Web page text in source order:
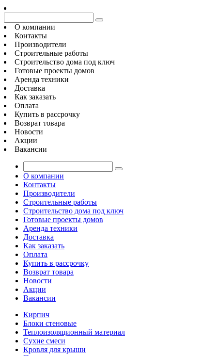
О компании
Контакты
Производители
Строительные работы
Строительство дома под ключ
Готовые проекты домов
Аренда техники
Доставка
Как заказать
Оплата
Купить в рассрочку
Возврат товара
Новости
Акции
Вакансии
О компании
Контакты
Производители
Строительные работы
Строительство дома под ключ
Готовые проекты домов
Аренда техники
Доставка
Как заказать
Оплата
Купить в рассрочку
Возврат товара
Новости
Акции
Вакансии
Кирпич
Блоки стеновые
Теплоизоляционный материал
Сухие смеси
Кровля для крыши